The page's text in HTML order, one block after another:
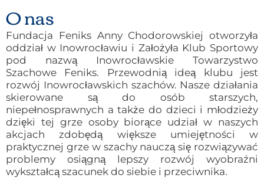
O nas
Fundacja Feniks Anny Chodorowskiej otworzyła
oddział w Inowrocławiu i Założyła Klub Sportowy
pod nazwą Inowrocławskie Towarzystwo
Szachowe Feniks. Przewodnią ideą klubu jest
rozwój Inowrocławskich szachów. Nasze działania
skierowane są do osób starszych,
niepełnosprawnych a także do dzieci i młodzieży
dzięki tej grze osoby biorące udział w naszych
akcjach zdobędą większe umiejętności w
praktycznej grze w szachy nauczą się rozwiązywać
problemy osiągną lepszy rozwój wyobraźni
wykształcą szacunek do siebie i przeciwnika.